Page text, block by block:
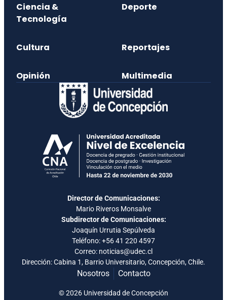
Ciencia &
Tecnología
Deporte
Cultura Reportajes
Opinión Multimedia
Director de Comunicaciones:
Mario Riveros Monsalve
Subdirector de Comunicaciones:
Joaquín Urrutia Sepúlveda
Teléfono:+56 41 220 4597
Correo: noticias@udec.cl
Dirección: Cabina 1, Barrio Universitario, Concepción, Chile.
Nosotros Contacto
© 2026 Universidad de Concepción